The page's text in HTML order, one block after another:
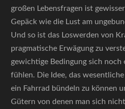
großen Lebensfragen ist
Gepäck wie die Lust am
Und so ist das Loswerden von
pragmatische Erwägung zu
gewichtige Bedingung sich noch
fühlen. Die Idee, das
ein Fahrrad bündeln zu können
Gütern von denen man sich